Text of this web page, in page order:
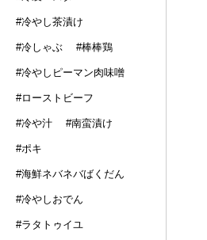
#冷やし茶漬け
#冷しゃぶ #棒棒鶏
#冷やしピーマン肉味噌
#ローストビーフ
#冷や汁 #南蛮漬け
#ポキ
#海鮮ネバネバばくだん
#冷やしおでん
#ラタトゥイユ